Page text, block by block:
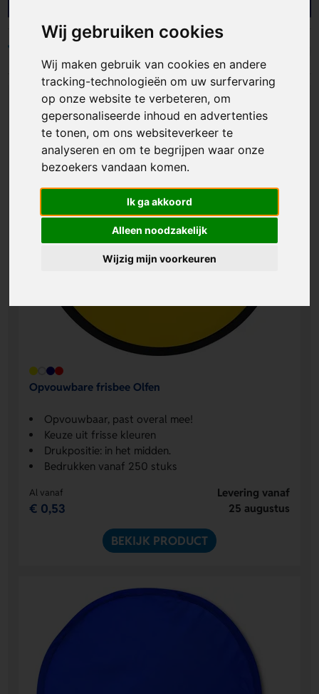
Wij gebruiken cookies
Wij maken gebruik van cookies en andere
tracking-technologieën om uw surfervaring
op onze website te verbeteren, om
gepersonaliseerde inhoud en advertenties
te tonen, om ons websiteverkeer te
analyseren en om te begrijpen waar onze
bezoekers vandaan komen.
Ik ga akkoord
Alleen noodzakelijk
Wijzig mijn voorkeuren
combineren. Ideaal als relatiegeschenk,
goodiebag. Zo geef je een product weg dat
direct gebruikt wordt en jouw logo op een
vrolijke manier laat opvallen.
Opvouwbare frisbee Olfen
Opvouwbaar, past overal mee!
Keuze uit frisse kleuren
Drukpositie: in het midden.
Bedrukken vanaf 250 stuks
Al vanaf
€ 0,53
Levering vanaf
25 augustus
BEKIJK PRODUCT